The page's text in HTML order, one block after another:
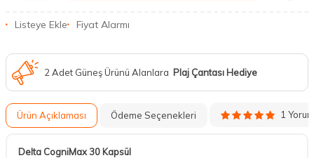
Listeye Ekle Fiyat Alarmı
2 Adet Güneş Ürünü Alanlara Plaj Çantası Hediye
Ürün Açıklaması Ödeme Seçenekleri 1 Yorum
Delta CogniMax 30 Kapsül